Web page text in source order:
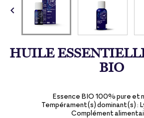

HUILE
BIO
Essence BIO 100% pure et
Tempérament(s) dominant(s) :
Complément